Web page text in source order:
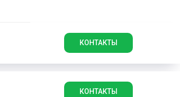
КОНТАКТЫ
КОНТАКТЫ